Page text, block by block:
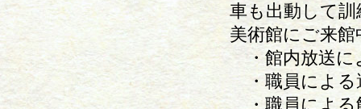
車も出動して
美術館にご来
・館内放送に
・職員による
・職員による